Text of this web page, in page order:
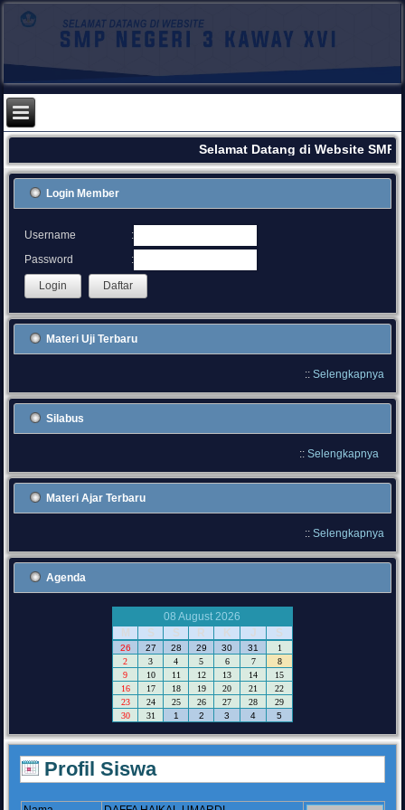
Selamat Datang di Website
Login Member
Username
:
Password
:
Materi Uji Terbaru
:: Selengkapnya
Silabus
:: Selengkapnya
Materi Ajar Terbaru
:: Selengkapnya
Agenda
08 August 2026
M
S S R K J S
26 27 28 29 30 31
1
2
3 4 5 6 7
8
9
10 11 12 13 14
15
16
17 18 19 20 21
22
23
24 25 26 27 28
29
30
31 1 2 3 4 5
Profil Siswa